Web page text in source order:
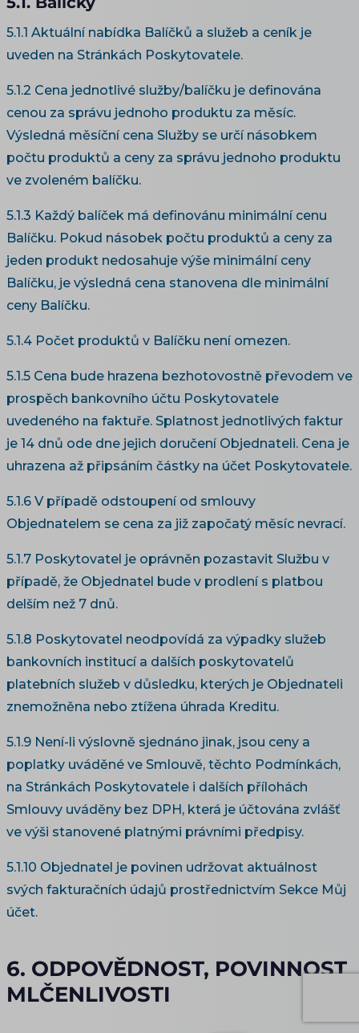
5.1.1 Aktuální nabídka Balíčků a služeb a ceník je
uveden na Stránkách Poskytovatele.
5.1.2 Cena jednotlivé služby/balíčku je definována
cenou za správu jednoho produktu za měsíc.
Výsledná měsíční cena Služby se určí násobkem
počtu produktů a ceny za správu jednoho produktu
ve zvoleném balíčku.
5.1.3 Každý balíček má definovánu minimální cenu
Balíčku. Pokud násobek počtu produktů a ceny za
jeden produkt nedosahuje výše minimální ceny
Balíčku, je výsledná cena stanovena dle minimální
ceny Balíčku.
5.1.4 Počet produktů v Balíčku není omezen.
5.1.5 Cena bude hrazena bezhotovostně převodem ve
prospěch bankovního účtu Poskytovatele
uvedeného na faktuře. Splatnost jednotlivých faktur
je 14 dnů ode dne jejich doručení Objednateli. Cena je
uhrazena až připsáním částky na účet Poskytovatele.
5.1.6 V případě odstoupení od smlouvy
Objednatelem se cena za již započatý měsíc nevrací.
5.1.7 Poskytovatel je oprávněn pozastavit Službu v
případě, že Objednatel bude v prodlení s platbou
delším než 7 dnů.
5.1.8 Poskytovatel neodpovídá za výpadky služeb
bankovních institucí a dalších poskytovatelů
platebních služeb v důsledku, kterých je Objednateli
znemožněna nebo ztížena úhrada Kreditu.
5.1.9 Není-li výslovně sjednáno jinak, jsou ceny a
poplatky uváděné ve Smlouvě, těchto Podmínkách,
na Stránkách Poskytovatele i dalších přílohách
Smlouvy uváděny bez DPH, která je účtována zvlášť
ve výši stanovené platnými právními předpisy.
5.1.10 Objednatel je povinen udržovat aktuálnost
svých fakturačních údajů prostřednictvím Sekce Můj
účet.
6. ODPOVĚDNOST, POVINNOST
MLČENLIVOSTI